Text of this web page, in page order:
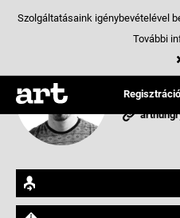
Szolgáltatásaink igénybevételével
További